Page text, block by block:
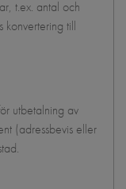
t.ex. antal och
konvertering till
utbetalning av
(adressbevis eller